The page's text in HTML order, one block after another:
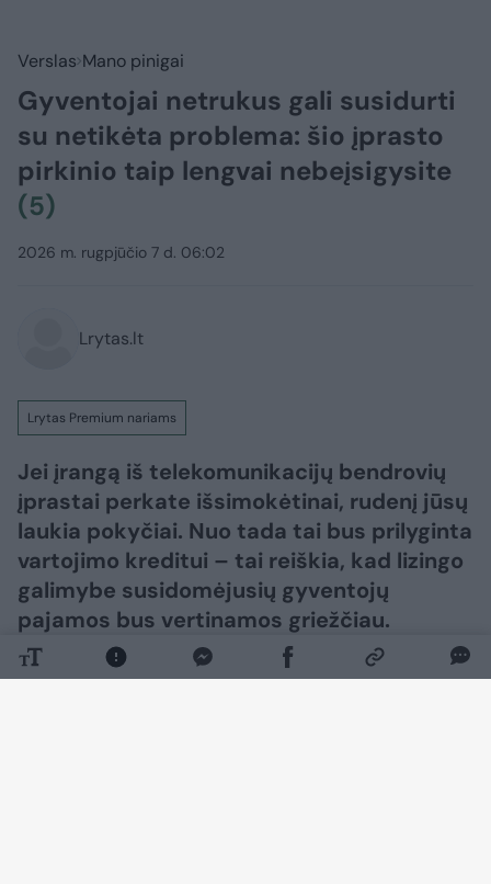
Verslas Mano pinigai
Gyventojai netrukus gali susidurti
su netikėta problema: šio įprasto
pirkinio taip lengvai nebeįsigysite
(5)
2026 m. rugpjūčio 7 d. 06:02
Lrytas.lt
Lrytas Premium nariams
Jei įrangą iš telekomunikacijų bendrovių
įprastai perkate išsimokėtinai, rudenį jūsų
laukia pokyčiai. Nuo tada tai bus prilyginta
vartojimo kreditui – tai reiškia, kad lizingo
galimybe susidomėjusių gyventojų
pajamos bus vertinamos griežčiau.